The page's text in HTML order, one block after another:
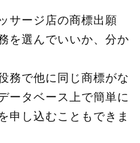
サージ店の商標出願
を選んでいいか、分か
務で他に同じ商標がな
ータベース上で簡単に
申し込むこともできま